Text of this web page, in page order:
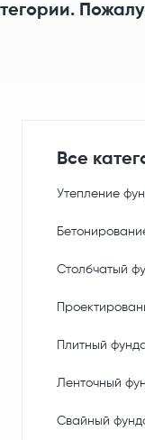
Все
Утепление
Столбчатый
Плитный
Ленточный
Свайный